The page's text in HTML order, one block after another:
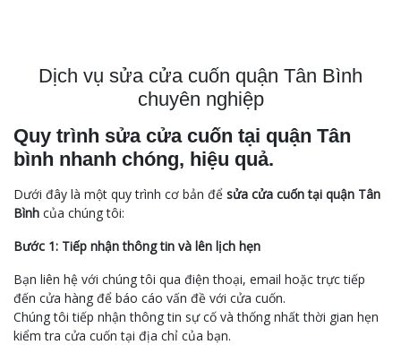
Dịch vụ sửa cửa cuốn quận Tân Bình
chuyên nghiệp
Quy trình sửa cửa cuốn tại quận Tân
bình nhanh chóng, hiệu quả.
Dưới đây là một quy trình cơ bản để sửa cửa cuốn tại quận Tân
Bình của chúng tôi:
Bước 1: Tiếp nhận thông tin và lên lịch hẹn
Bạn liên hệ với chúng tôi qua điện thoại, email hoặc trực tiếp
đến cửa hàng để báo cáo vấn đề với cửa cuốn.
Chúng tôi tiếp nhận thông tin sự cố và thống nhất thời gian hẹn
kiểm tra cửa cuốn tại địa chỉ của bạn.